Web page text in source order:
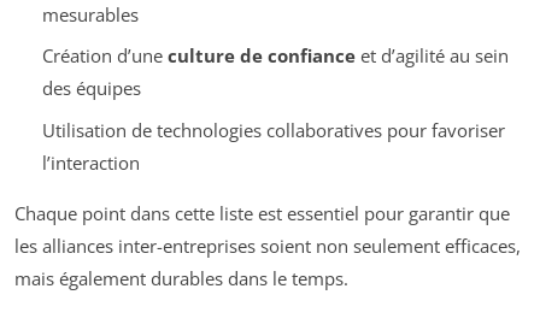
mesurables
Création d’une culture de confianceet d’agilité au sein
des équipes
Utilisation de technologies collaboratives pour favoriser
l’interaction
Chaque point dans cette liste est essentiel pour garantir que
les alliances inter-entreprises soient non seulement efficaces,
mais également durables dans le temps.